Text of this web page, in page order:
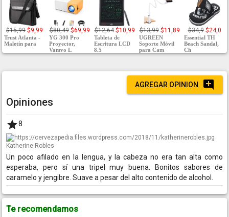
$15,99 $9,99
Trust Atlanta -
Maletín para
$80,49 $69,99
YG 300 Pro
Proyector,
Vamvo L
$12,64 $10,99
Tableta de
Escritura LCD
8.5
$13,99 $11,89
UGREEN
Soporte Móvil
para Cam
$34,9 $24,0
Essential TH
Beach Sandal,
Ch
AGREGAR OPINION
Opiniones
8
Katherine Robles
Un poco afilado en la lengua, y la cabeza no era tan alta como
esperaba, pero sí una tripel muy buena. Bonitos sabores de
caramelo y jengibre. Suave a pesar del alto contenido de alcohol.
Te recomendamos